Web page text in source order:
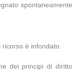
spontaneamente
è infondato.
dei principi di diritto